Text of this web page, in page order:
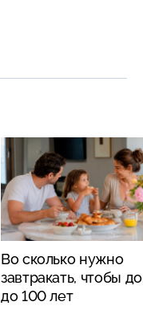
Во сколько нужно
завтракать, чтобы
до 100 лет